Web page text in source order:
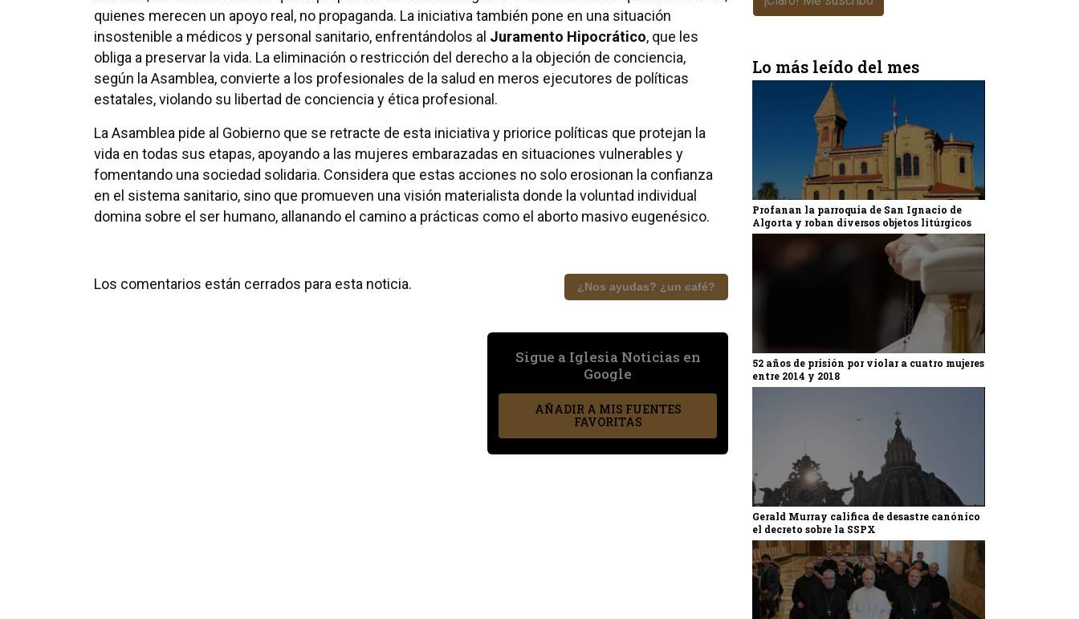
quienes merecen un apoyo real, no propaganda. La iniciativa también pone en una situación
insostenible a médicos y personal sanitario, enfrentándolos al Juramento Hipocrático, que les
obliga a preservar la vida. La eliminación o restricción del derecho a la objeción de conciencia,
según la Asamblea, convierte a los profesionales de la salud en meros ejecutores de políticas
estatales, violando su libertad de conciencia y ética profesional.
La Asamblea pide al Gobierno que se retracte de esta iniciativa y priorice políticas que protejan la
vida en todas sus etapas, apoyando a las mujeres embarazadas en situaciones vulnerables y
fomentando una sociedad solidaria. Considera que estas acciones no solo erosionan la confianza
en el sistema sanitario, sino que promueven una visión materialista donde la voluntad individual
domina sobre el ser humano, allanando el camino a prácticas como el aborto masivo eugenésico.
¿Nos ayudas? ¿un café?
Los comentarios están cerrados para esta noticia.
Sigue a Iglesia Noticias en
Google
AÑADIR A MIS FUENTES
FAVORITAS
Lo más leído del mes
Profanan la parroquia de San Ignacio de
Algorta y roban diversos objetos litúrgicos
52 años de prisión por violar a cuatro mujeres
entre 2014 y 2018
Gerald Murray califica de desastre canónico
el decreto sobre la SSPX